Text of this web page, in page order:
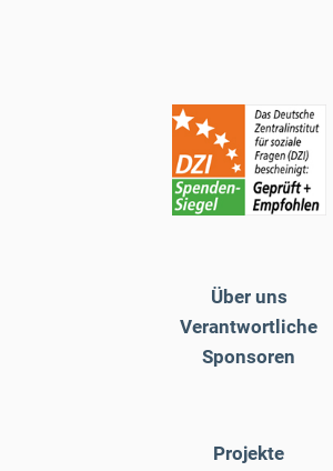
Über uns
Verantwortliche
Sponsoren
Projekte